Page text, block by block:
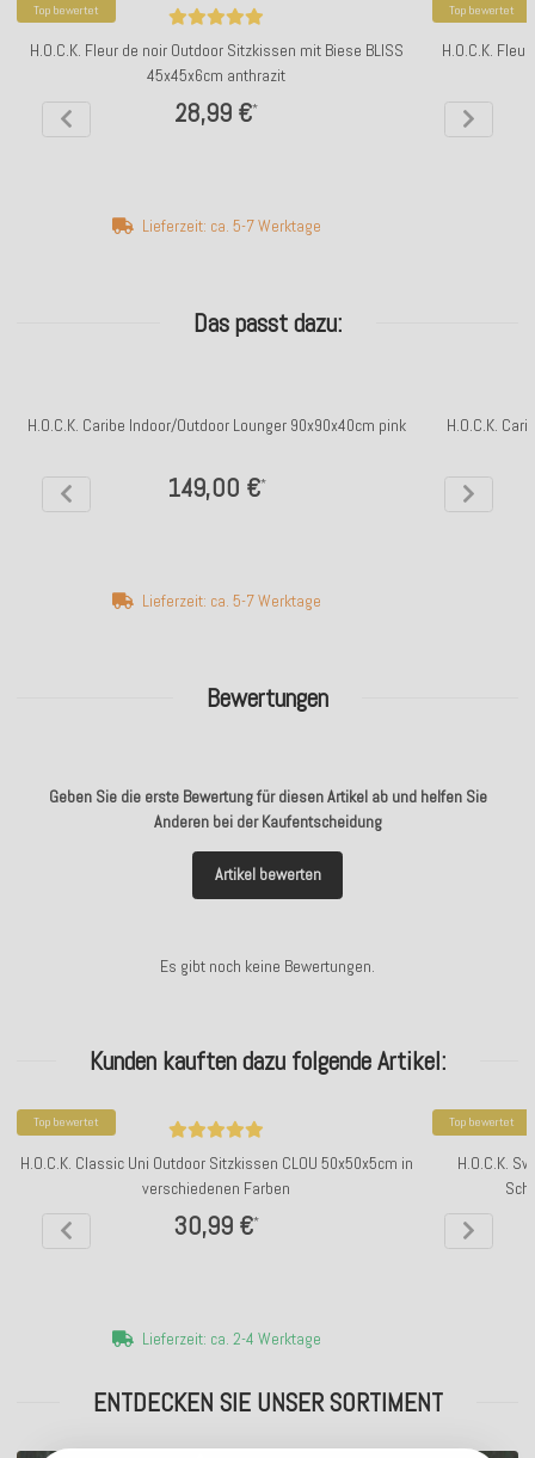
Bewertungen
Geben Sie die erste Bewertung für diesen Artikel ab und helfen Sie
Anderen bei der Kaufentscheidung
Artikel bewerten
Es gibt noch keine Bewertungen.
Top bewertet
H.O.C.K. Fleur de noir Outdoor Sitzkissen mit Biese BLISS
45x45x6cm anthrazit
28,99 €*
Lieferzeit: ca. 5-7 Werktage
Top bewertet
H.O.C.K.
Das passt dazu:
H.O.C.K. Caribe Indoor/Outdoor Lounger 90x90x40cm pink
149,00 €*
Lieferzeit: ca. 5-7 Werktage
H.O.C.K.
Kunden kauften dazu folgende Artikel:
Top bewertet
H.O.C.K. Classic Uni Outdoor Sitzkissen CLOU 50x50x5cm in
verschiedenen Farben
30,99 €*
Lieferzeit: ca. 2-4 Werktage
Top bewertet
H.O.C.K.
ENTDECKEN SIE UNSER SORTIMENT